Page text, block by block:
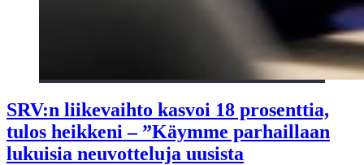
SRV:n liikevaihto kasvoi 18 prosenttia,
tulos heikkeni – ”Käymme parhaillaan
lukuisia neuvotteluja uusista